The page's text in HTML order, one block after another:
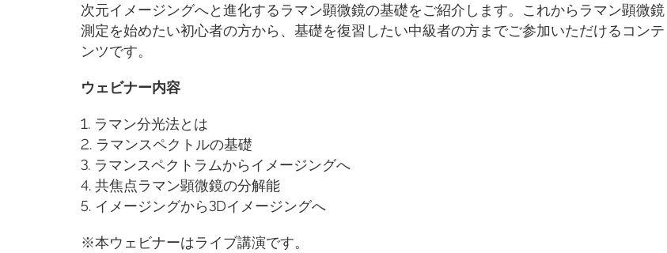
次元イメージングへと進化するラマン顕微鏡の基礎をご紹介します。これからラマン顕微鏡
測定を始めたい初心者の方から、基礎を復習したい中級者の方までご参加いただけるコンテ
ンツです。
ウェビナー内容
1. ラマン分光法とは
2. ラマンスペクトルの基礎
3. ラマンスペクトラムからイメージングへ
4. 共焦点ラマン顕微鏡の分解能
5. イメージングから3Dイメージングへ
※本ウェビナーはライブ講演です。